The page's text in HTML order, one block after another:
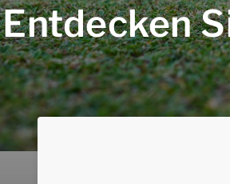
Entdecken